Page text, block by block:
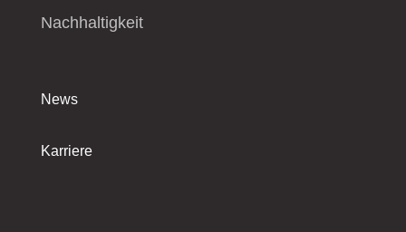
Nachhaltigkeit
News
Karriere